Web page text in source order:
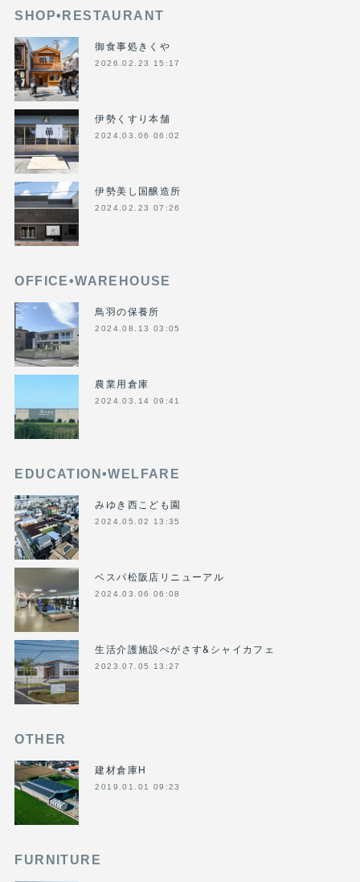
SHOP•RESTAURANT
御食事処きくや
2026.02.23 15:17
伊勢くすり本舗
2024.03.06 06:02
伊勢美し国醸造所
2024.02.23 07:26
OFFICE•WAREHOUSE
鳥羽の保養所
2024.08.13 03:05
農業用倉庫
2024.03.14 09:41
EDUCATION•WELFARE
みゆき西こども園
2024.05.02 13:35
ベスパ松阪店リニューアル
2024.03.06 06:08
生活介護施設ぺがさす&シャイカフェ
2023.07.05 13:27
OTHER
建材倉庫H
2019.01.01 09:23
FURNITURE